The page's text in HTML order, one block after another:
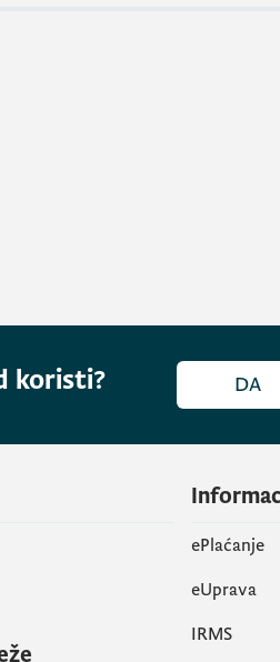
koristi? DA
ePlaćanje
eUprava
IRMS